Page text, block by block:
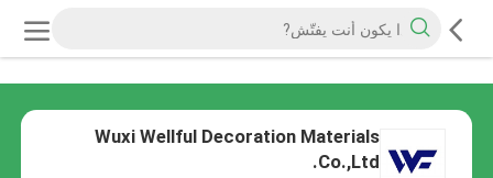
Wuxi Wellful Decoration Materials
Co.,Ltd.